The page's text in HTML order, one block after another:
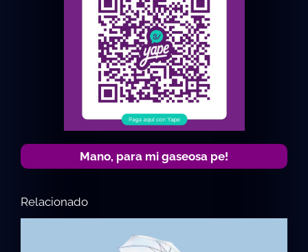
Mano, para mi gaseosa pe!
Relacionado